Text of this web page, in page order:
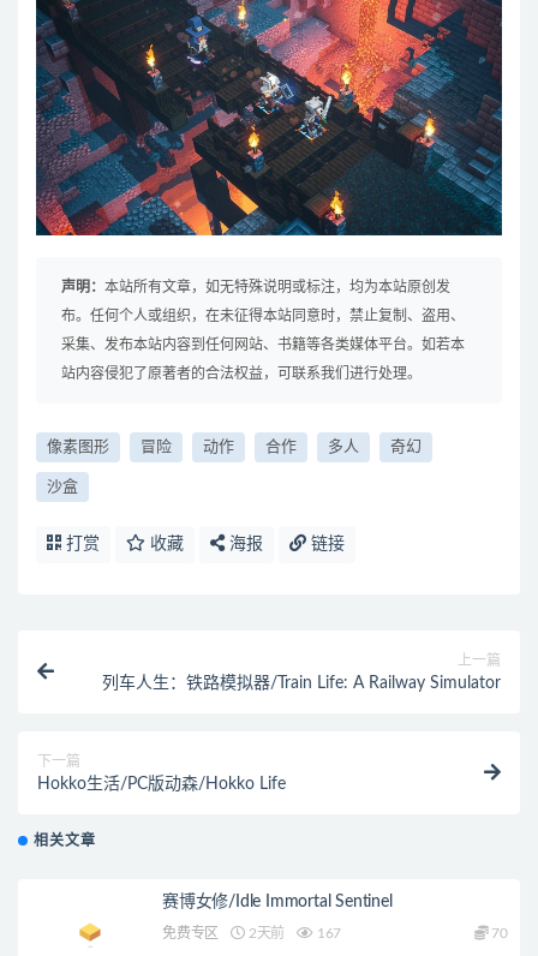
声明： 本站所有文章，如无特殊说明或标注，均为本站原创发
布。任何个人或组织，在未征得本站同意时，禁止复制、盗用、
采集、发布本站内容到任何网站、书籍等各类媒体平台。如若本
站内容侵犯了原著者的合法权益，可联系我们进行处理。
像素图形 冒险 动作 合作 多人 奇幻
沙盒
打赏 收藏 海报 链接
上一篇
列车人生：铁路模拟器/Train Life: A Railway Simulator
下一篇
Hokko生活/PC版动森/Hokko Life
相关文章
赛博女修/Idle Immortal Sentinel
免费专区 2天前 167 70